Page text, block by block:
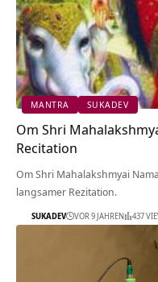
MANTRA SUKADEV
Om Shri
Recitation
Om Shri Mahalakshmyai
langsamer Rezitation.
SUKADEV VOR 9 JAHREN 437